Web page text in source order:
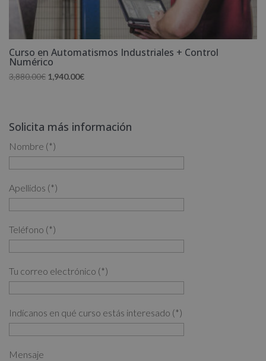
Curso en Automatismos Industriales + Control
Numérico
3,880.00€ El
3,880.00€.
1,940.00€El
1,940.00€.
Solicita más información
Nombre (*)
Apellidos (*)
Teléfono (*)
Tu correo electrónico (*)
Indícanos en qué curso estás interesado (*)
Mensaje